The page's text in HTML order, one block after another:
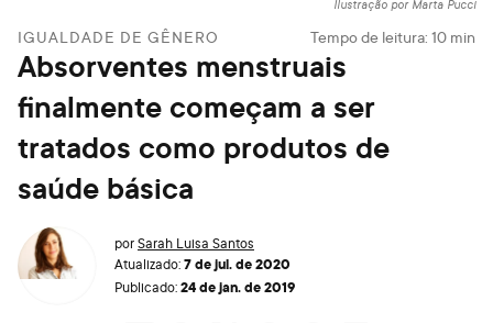
Ilustração por Marta Pucci
IGUALDADE DE GÊNERO Tempo de leitura: 10 min
Absorventes menstruais
finalmente começam a ser
tratados como produtos de
saúde básica
porSarah Luisa Santos
Atualizado:7 de jul. de 2020
Publicado:24 de jan. de 2019